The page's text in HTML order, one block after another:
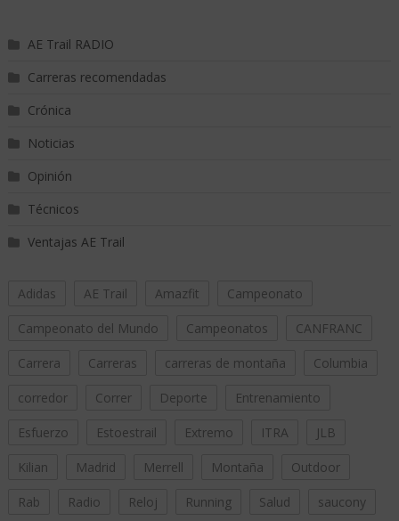
AE Trail RADIO
Carreras recomendadas
Crónica
Noticias
Opinión
Técnicos
Ventajas AE Trail
Adidas AE Trail Amazfit Campeonato
Campeonato del Mundo Campeonatos CANFRANC
Carrera Carreras carreras de montaña Columbia
corredor Correr Deporte Entrenamiento
Esfuerzo Estoestrail Extremo ITRA JLB
Kilian Madrid Merrell Montaña Outdoor
Rab Radio Reloj Running Salud saucony